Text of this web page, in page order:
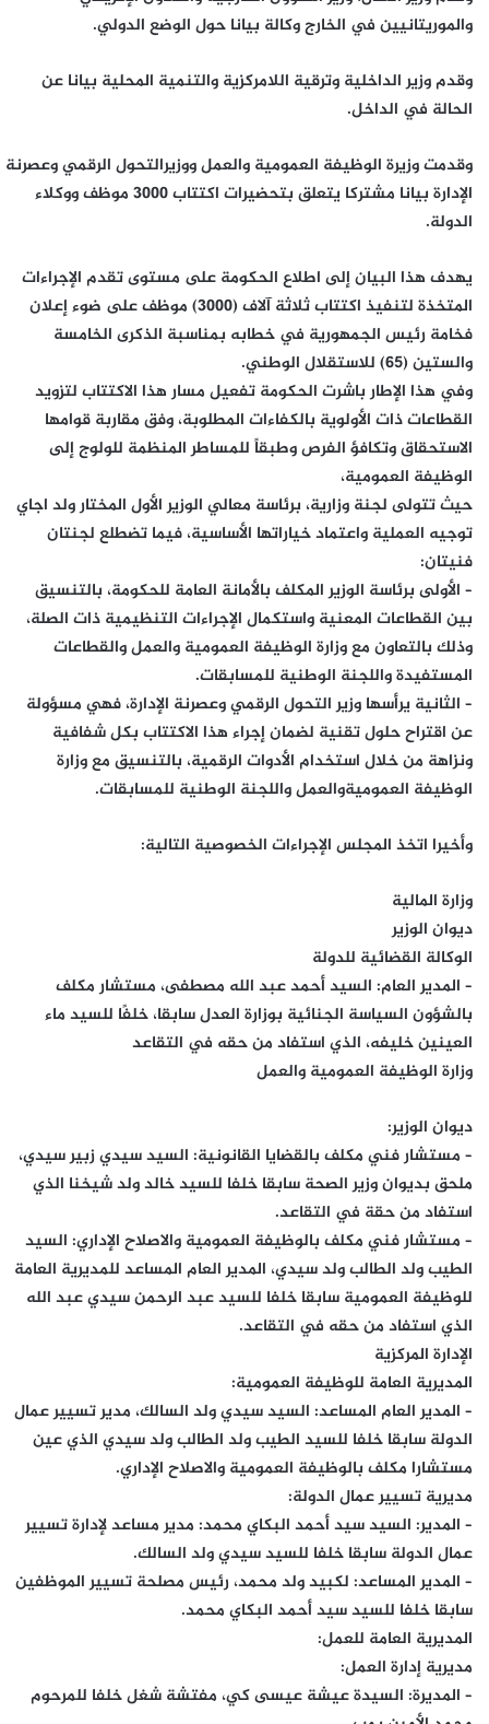
والموريتانيين في الخارج وكالة بيانا حول الوضع الدولي.
وقدم وزير الداخلية وترقية اللامركزية والتنمية المحلية بيانا عن
الحالة في الداخل.
وقدمت وزيرة الوظيفة العمومية والعمل ووزيرالتحول الرقمي وعصرنة
الإدارة بيانا مشتركا يتعلق بتحضيرات اكتتاب 3000 موظف ووكلاء
الدولة.
يهدف هذا البيان إلى اطلاع الحكومة على مستوى تقدم الإجراءات
المتخذة لتنفيذ اكتتاب ثلاثة آلاف (3000) موظف على ضوء إعلان
فخامة رئيس الجمهورية في خطابه بمناسبة الذكرى الخامسة
والستين (65) للاستقلال الوطني.
وفي هذا الإطار باشرت الحكومة تفعيل مسار هذا الاكتتاب لتزويد
القطاعات ذات الأولوية بالكفاءات المطلوبة، وفق مقاربة قوامها
الاستحقاق وتكافؤ الفرص وطبقاً للمساطر المنظمة للولوج إلى
الوظيفة العمومية،
حيث تتولى لجنة وزارية، برئاسة معالي الوزير الأول المختار ولد اجاي
توجيه العملية واعتماد خياراتها الأساسية، فيما تضطلع لجنتان
فنيتان:
– الأولى برئاسة الوزير المكلف بالأمانة العامة للحكومة، بالتنسيق
بين القطاعات المعنية واستكمال الإجراءات التنظيمية ذات الصلة،
وذلك بالتعاون مع وزارة الوظيفة العمومية والعمل والقطاعات
المستفيدة واللجنة الوطنية للمسابقات.
– الثانية يرأسها وزير التحول الرقمي وعصرنة الإدارة، فهي مسؤولة
عن اقتراح حلول تقنية لضمان إجراء هذا الاكتتاب بكل شفافية
ونزاهة من خلال استخدام الأدوات الرقمية، بالتنسيق مع وزارة
الوظيفة العموميةوالعمل واللجنة الوطنية للمسابقات.
وأخيرا اتخذ المجلس الإجراءات الخصوصية التالية:
وزارة المالية
ديوان الوزير
الوكالة القضائية للدولة
– المدير العام: السيد أحمد عبد الله مصطفى، مستشار مكلف
بالشؤون السياسة الجنائية بوزارة العدل سابقا، خلفًا للسيد ماء
العينين خليفه، الذي استفاد من حقه في التقاعد
وزارة الوظيفة العمومية والعمل
– مستشار فني مكلف بالقضايا القانونية: السيد سيدي زبير سيدي،
ملحق بديوان وزير الصحة سابقا خلفا للسيد خالد ولد شيخنا الذي
استفاد من حقة في التقاعد.
– مستشار فني مكلف بالوظيفة العمومية والاصلاح الإداري: السيد
الطيب ولد الطالب ولد سيدي، المدير العام المساعد للمديرية العامة
للوظيفة العمومية سابقا خلفا للسيد عبد الرحمن سيدي عبد الله
الذي استفاد من حقه في التقاعد.
الإدارة المركزية
المديرية العامة للوظيفة العمومية:
– المدير العام المساعد: السيد سيدي ولد السالك، مدير تسيير عمال
الدولة سابقا خلفا للسيد الطيب ولد الطالب ولد سيدي الذي عين
مستشارا مكلف بالوظيفة العمومية والاصلاح الإداري.
مديرية تسيير عمال الدولة:
– المدير: السيد سيد أحمد البكاي محمد: مدير مساعد لإدارة تسيير
عمال الدولة سابقا خلفا للسيد سيدي ولد السالك.
– المدير المساعد: لكبيد ولد محمد، رئيس مصلحة تسيير الموظفين
سابقا خلفا للسيد سيد أحمد البكاي محمد.
المديرية العامة للعمل:
مديرية إدارة العمل:
– المديرة: السيدة عيشة عيسى كي، مفتشة شغل خلفا للمرحوم